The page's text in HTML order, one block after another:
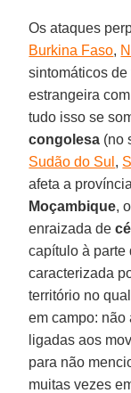
Os ataques
Burkina Faso,
sintomáticos
estrangeira
tudo isso se
congolesa (no
Sudão do Sul ,
afeta a
Moçambique,
enraizada de
capítulo à parte
caracterizada
território no
em campo: não
ligadas aos
para não
muitas vezes